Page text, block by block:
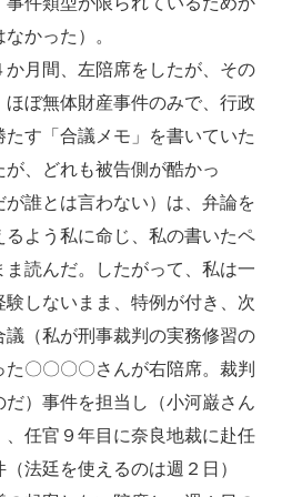
かった）。
月間、左陪席をしたが、その
ぼ無体財産事件のみで、行政
す「合議メモ」を書いていた
、どれも被告側が酷かっ
誰とは言わない）は、弁論を
よう私に命じ、私の書いたペ
読んだ。したがって、私は一
しないまま、特例が付き、次
（私が刑事裁判の実務修習の
〇〇〇〇さんが右陪席。裁判
）事件を担当し（小河巌さん
任官９年目に奈良地裁に赴任
法廷を使えるのは週２日）